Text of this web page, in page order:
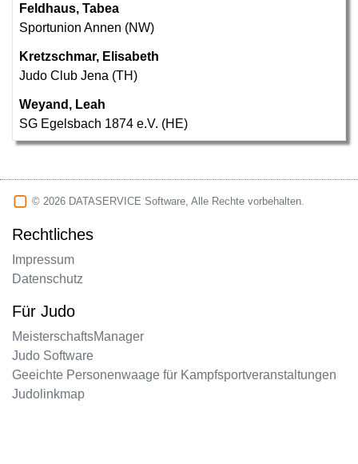
Feldhaus, Tabea
Sportunion Annen (NW)
Kretzschmar, Elisabeth
Judo Club Jena (TH)
Weyand, Leah
SG Egelsbach 1874 e.V. (HE)
© 2026 DATASERVICE Software, Alle Rechte vorbehalten.
Rechtliches
Impressum
Datenschutz
Für Judo
MeisterschaftsManager
Judo Software
Geeichte Personenwaage für Kampfsportveranstaltungen
Judolinkmap